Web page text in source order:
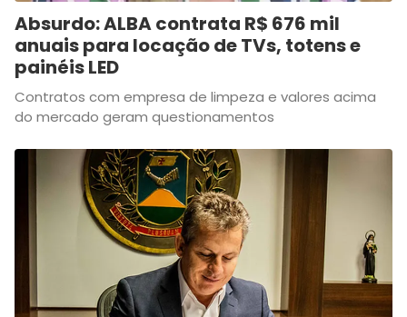
Absurdo: ALBA contrata R$ 676 mil
anuais para locação de TVs, totens e
painéis LED
Contratos com empresa de limpeza e valores acima
do mercado geram questionamentos